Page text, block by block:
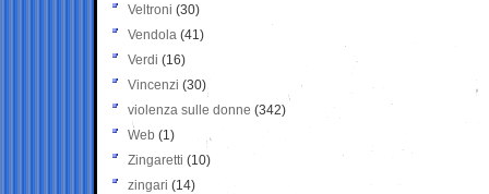
Veltroni (30)
Vendola (41)
Verdi (16)
Vincenzi (30)
violenza sulle donne (342)
Web (1)
Zingaretti (10)
zingari (14)